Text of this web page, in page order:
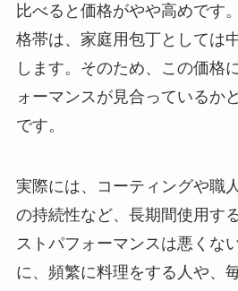
比べると価格がやや高めです
格帯は、家庭用包丁としては
します。そのため、この価格
ォーマンスが見合っているか
です。
実際には、コーティングや職
の持続性など、長期間使用す
ストパフォーマンスは悪くな
に、頻繁に料理をする人や、